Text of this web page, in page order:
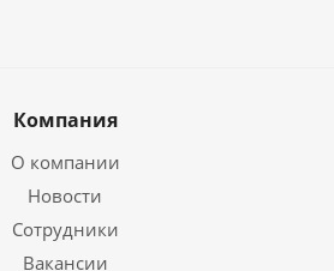
Компания
О компании
Новости
Сотрудники
Вакансии